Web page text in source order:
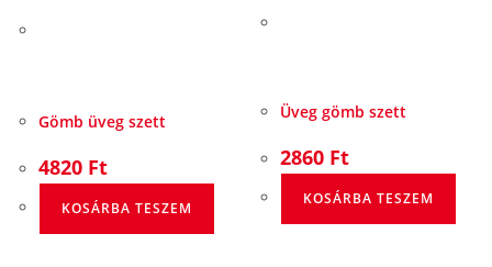
Gömb üveg szett
4820 Ft
KOSÁRBA TESZEM
Üveg gömb szett
2860 Ft
KOSÁRBA TESZEM